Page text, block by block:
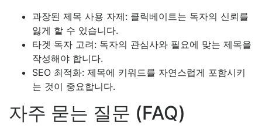
과장된 제목 사용 자제: 클릭베이트는 독자의 신뢰를
잃게 할 수 있습니다.
타겟 독자 고려: 독자의 관심사와 필요에 맞는 제목을
작성해야 합니다.
SEO 최적화: 제목에 키워드를 자연스럽게 포함시키
는 것이 중요합니다.
자주 묻는 질문 (FAQ)